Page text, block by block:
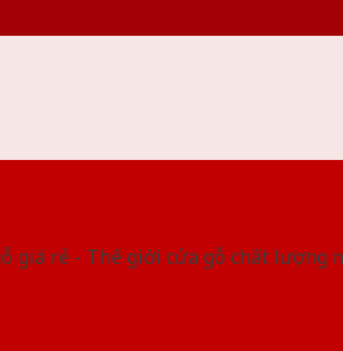
giá rẻ - Thế giới cửa gỗ chất lượng